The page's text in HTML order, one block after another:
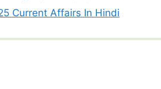
Current Affairs In Hindi